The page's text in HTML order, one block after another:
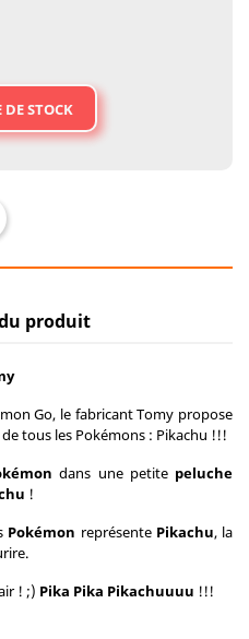
DE STOCK
produit
Go, le fabricant Tomy propose
tous les Pokémons : Pikachu !!!
dans une petite peluche
!
Pokémon représente Pikachu, la
! ;) Pika Pika Pikachuuuu !!!